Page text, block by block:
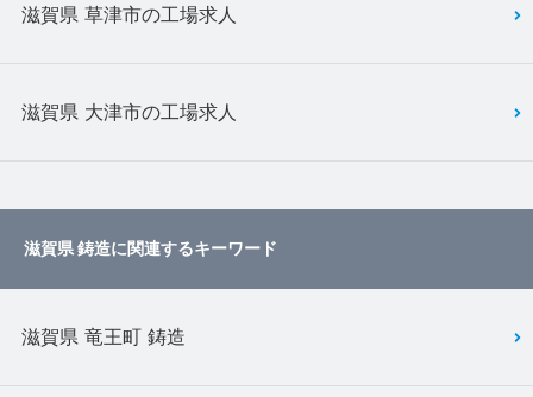
滋賀県 草津市の工場求人
滋賀県 大津市の工場求人
滋賀県 鋳造に関連するキーワード
滋賀県 竜王町 鋳造